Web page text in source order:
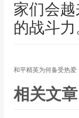
家们会
的战斗力
和平精英为何备受热爱
相关文章